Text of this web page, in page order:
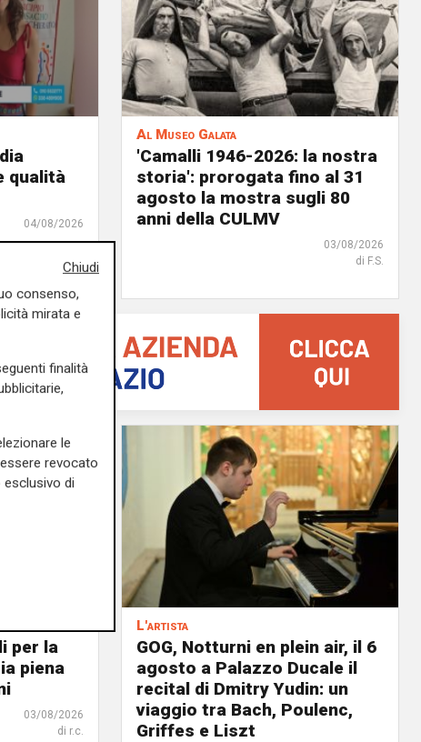
qualità
04/08/2026
Al Museo Galata
'Camalli 1946-2026: la nostra
storia': prorogata fino al 31
agosto la mostra sugli 80
anni della CULMV
03/08/2026
di F.S.
per la
piena
03/08/2026
di r.c.
L'artista
GOG, Notturni en plein air, il 6
agosto a Palazzo Ducale il
recital di Dmitry Yudin: un
viaggio tra Bach, Poulenc,
Griffes e Liszt
Chiudi
consenso,
mirata e
finalità
le
revocato
di